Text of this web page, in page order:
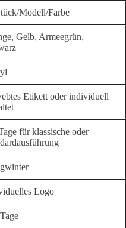
Modell/Farbe
Gelb, Armeegrün,
Etikett oder individuell
für klassische oder
Logo